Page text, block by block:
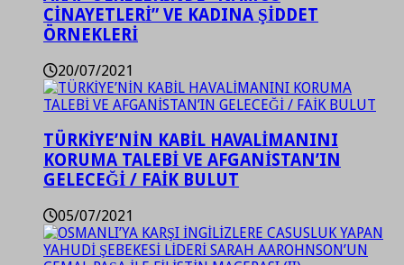
CİNAYETLERİ” VE KADINA ŞİDDET
ÖRNEKLERİ
20/07/2021
TÜRKİYE’NİN KABİL HAVALİMANINI
KORUMA TALEBİ VE AFGANİSTAN’IN
GELECEĞİ / FAİK BULUT
05/07/2021